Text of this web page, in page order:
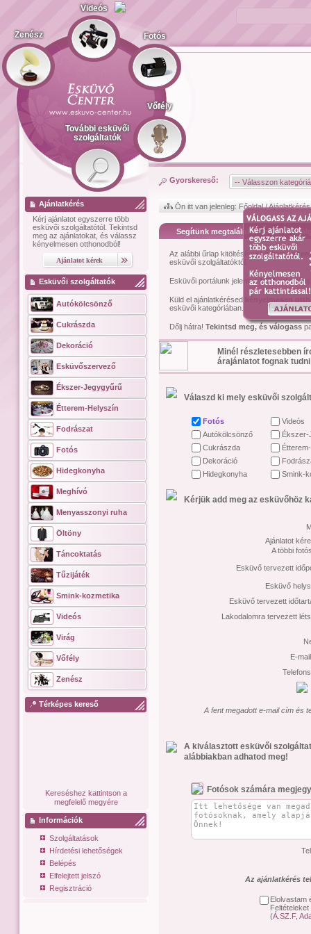
Zenész
Videós
Fotós
Vőfély
További esküvői
szolgáltatók
Ajánlatkérés
Kérj ajánlatot egyszerre több
esküvői szolgáltatótól. Tekintsd
meg az ajánlatokat, és válassz
kényelmesen otthonodból!
Esküvői szolgáltatók
Autókölcsönző
Cukrászda
Dekoráció
Esküvőszervező
Ékszer-Jegygyűrű
Étterem-Helyszín
Fodrászat
Fotós
Hidegkonyha
Meghívó
Menyasszonyi ruha
Öltöny
Táncoktatás
Tűzijáték
Smink-kozmetika
Videós
Virág
Vőfély
Zenész
Térképes kereső
Kereséshez kattintson a
megfelelő megyére
Információk
Szolgáltatások
Hírdetési lehetőségek
Belépés
Elfelejtett jelszó
Regisztráció
Gyorskereső:
Ön itt van jelenleg: Főoldal/Ajánlatkérés
Segítünk megtalálni az esküvői
Az alábbi űrlap kitöltésével kérhetsz
esküvői szolgáltatóktól.
Esküvői portálunk jelenleg 1474esküvői
Küld el ajánlatkérésed
esküvői kategóriában.
Dőlj hátra! Tekintsd meg, és válogass
Minél részletesebben
árajánlatot fognak
Válaszd ki mely esküvői
Fotós
Videós
Autókölcsönző
Ékszer-
Cukrászda
Dekoráció
Hidegkonyha
Smink-
Kérjük add meg az esküvőhöz
Ajánlatot
A többi
Esküvő tervezett
Esküvő
Esküvő tervezett
Lakodalomra tervezett
E-
A fent megadott e-mail cím és
A kiválasztott esküvői
alábbiakban adhatod meg!
Fotósok számára
Az ajánlatkérés
Elolvastam
(Á.SZ.F,